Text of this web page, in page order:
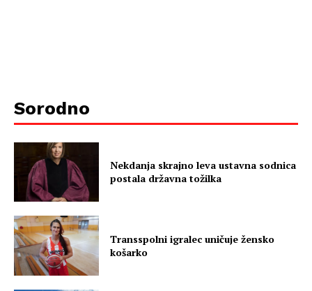
Sorodno
Nekdanja skrajno leva ustavna sodnica
postala državna tožilka
Transspolni igralec uničuje žensko
košarko